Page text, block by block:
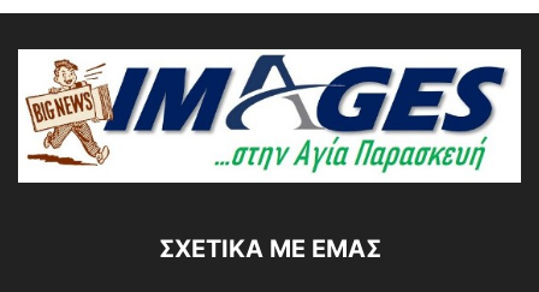
ΣΧΕΤΙΚΆ ΜΕ ΕΜΆΣ